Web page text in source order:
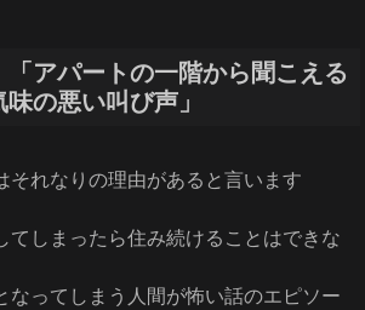
アパートの一階から聞こえる
味の悪い叫び声」
それなりの理由があると言います
てしまったら住み続けることはできな
なってしまう人間が怖い話のエピソー